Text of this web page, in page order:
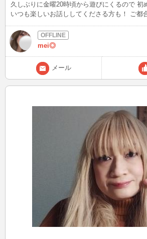
久しぶりに金曜20時頃から遊びにくるので 初
いつも楽しいお話ししてくださる方も！ ご都
mei◎
メール